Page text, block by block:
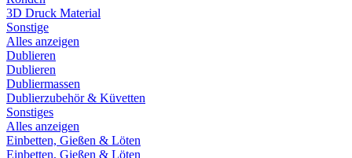
3D Druck Material
Sonstige
Alles anzeigen
Dublieren
Dublieren
Dubliermassen
Dublierzubehör & Küvetten
Sonstiges
Alles anzeigen
Einbetten, Gießen & Löten
Einbetten, Gießen & Löten